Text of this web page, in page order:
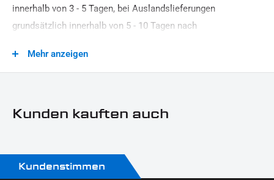
Produkttyp:
innerhalb von 3 - 5 Tagen, bei Auslandslieferungen
grundsätzlich innerhalb von 5 - 10 Tagen nach
Zeitpunkt Ihrer Zahlungsanweisung).Beachten Sie, dass an
Mehr anzeigen
Kunden kauften auch
Kundenstimmen